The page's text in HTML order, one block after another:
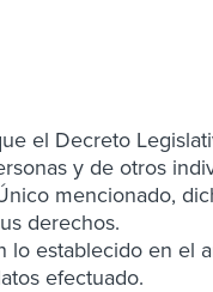
el Decreto
y de otros
mencionado,
derechos.
lo establecido en el
efectuado.